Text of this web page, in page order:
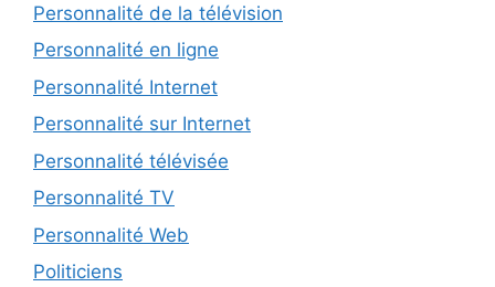
Personnalité de la télévision
Personnalité en ligne
Personnalité Internet
Personnalité sur Internet
Personnalité télévisée
Personnalité TV
Personnalité Web
Politiciens